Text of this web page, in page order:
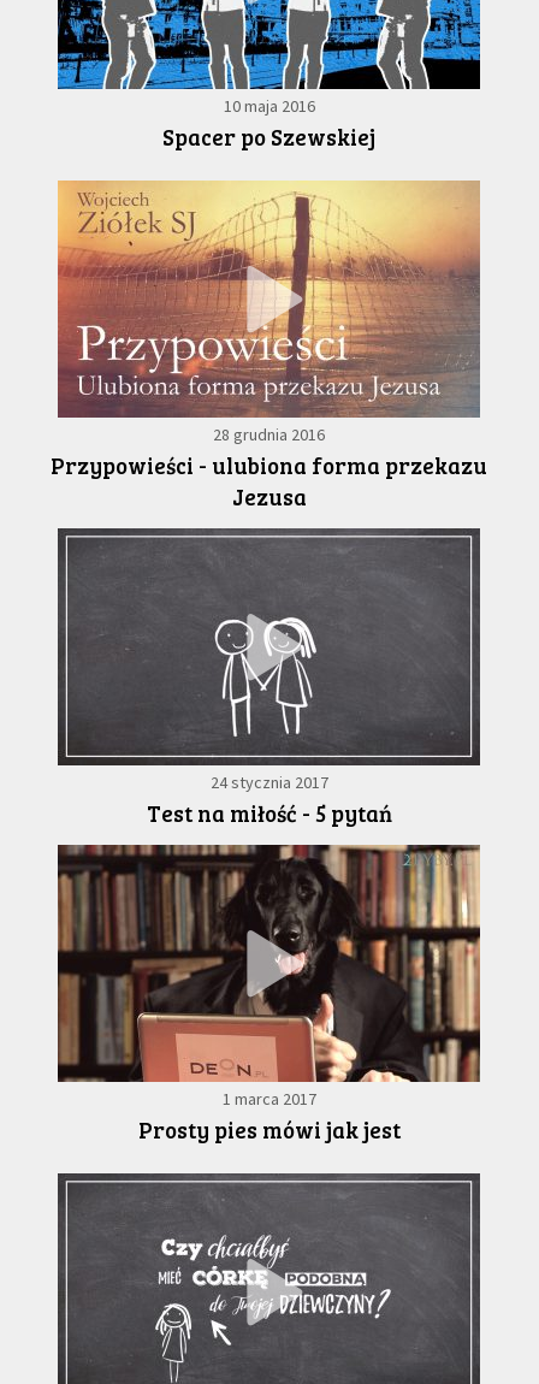
10 maja 2016
Spacer po Szewskiej
28 grudnia 2016
Przypowieści - ulubiona forma przekazu
Jezusa
24 stycznia 2017
Test na miłość - 5 pytań
1 marca 2017
Prosty pies mówi jak jest